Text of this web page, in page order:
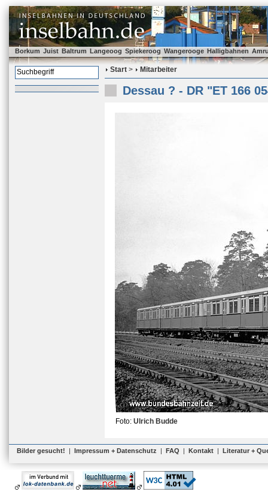
Borkum Juist Baltrum Langeoog Spiekeroog Wangerooge Halligbahnen
Start > Mitarbeiter
Dessau ? - DR "ET 166
Foto: Ulrich Budde
Bilder gesucht! | Impressum + Datenschutz | FAQ | Kontakt | Literatur +